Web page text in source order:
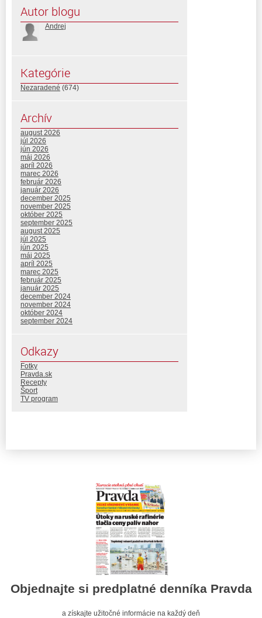
Autor blogu
Andrej
Kategórie
Nezaradené (674)
Archív
august 2026
júl 2026
jún 2026
máj 2026
apríl 2026
marec 2026
február 2026
január 2026
december 2025
november 2025
október 2025
september 2025
august 2025
júl 2025
jún 2025
máj 2025
apríl 2025
marec 2025
február 2025
január 2025
december 2024
november 2024
október 2024
september 2024
Odkazy
Fotky
Pravda.sk
Recepty
Šport
TV program
Objednajte si predplatné denníka Pravda
a získajte užitočné informácie na každý deň